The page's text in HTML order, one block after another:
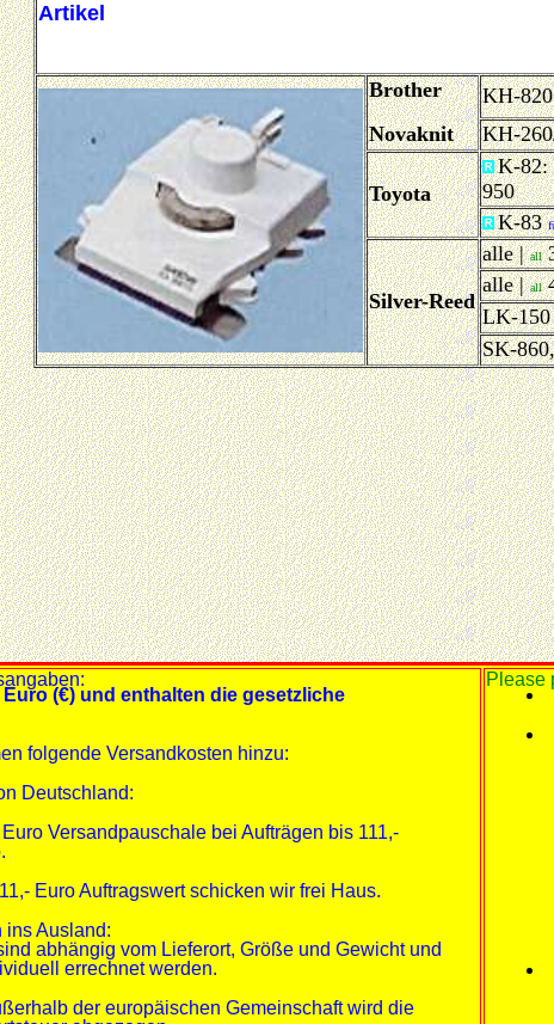
Artikel
Brother
Novaknit
KH-
KH-
Toyota
K-82:
950
K-83
Silver-Reed
alle |all
alle |all
LK-150
SK-
(€) und enthalten die gesetzliche
folgende Versandkosten hinzu:
Deutschland:
Versandpauschale bei Aufträgen bis 111,-
Euro Auftragswert schicken wir frei Haus.
ins Ausland:
abhängig vom Lieferort, Größe und Gewicht und
errechnet werden.
der europäischen Gemeinschaft wird die
Please